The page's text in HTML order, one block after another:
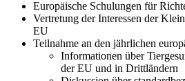
Europäische Schulungen für
Vertretung der Interessen der
EU
Teilnahme an den jährlichen
Informationen über
der EU und in Drittländern